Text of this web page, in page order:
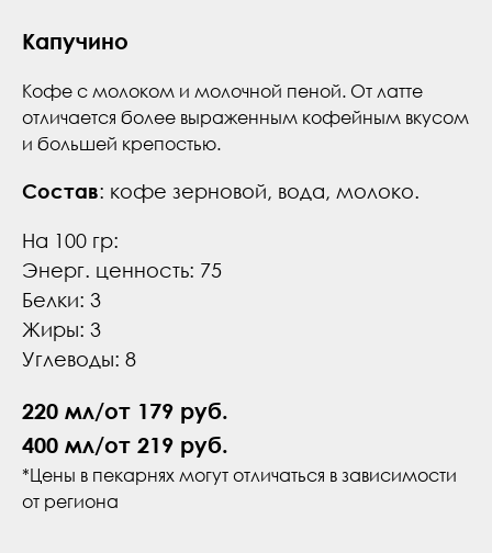
Капучино
Кофе с молоком и молочной пеной. От латте
отличается более выраженным кофейным вкусом
и большей крепостью.
Состав: кофе зерновой, вода, молоко.
На 100 гр:
Энерг. ценность: 75
Белки: 3
Жиры: 3
Углеводы: 8
220 мл/от 179 руб.
400 мл/от 219 руб.
*Цены в пекарнях могут отличаться в зависимости
от региона